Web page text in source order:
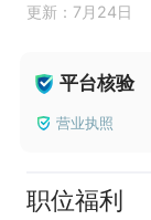
更新：7月24日
平台核验
营业执照
职位福利